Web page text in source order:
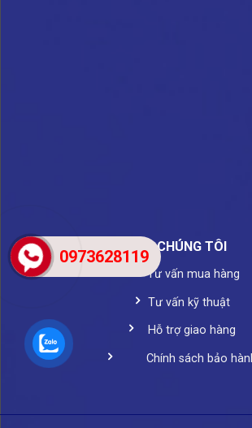
VỀ CHÚNG TÔI
Tư vấn mua hàng
Tư vấn kỹ thuật
Hỗ trợ giao hàng
Chính sách bảo
0973628119